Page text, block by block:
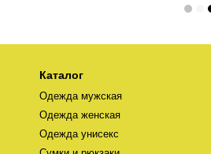
Каталог
Одежда мужская
Одежда женская
Одежда унисекс